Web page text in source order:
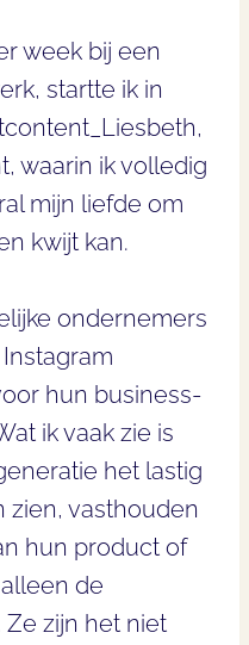
week bij een
startte ik in
waarin ik volledig
mijn liefde om
kwijt kan.
ondernemers
hun business-
ik vaak zie is
het lastig
zien, vasthouden
hun product of
de
zijn het niet